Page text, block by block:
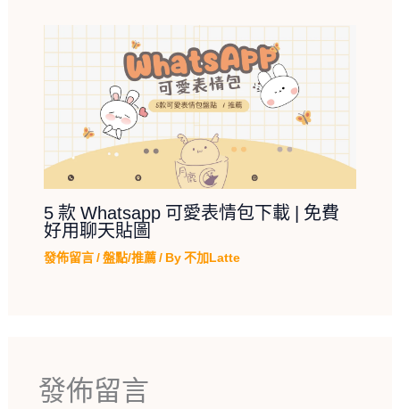
5 款 Whatsapp 可愛表情包下載 | 免費
好用聊天貼圖
發佈留言/盤點/推薦/ By不加Latte
發佈留言